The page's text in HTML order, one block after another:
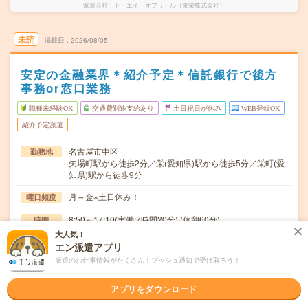
派遣会社 トーエイ オフリール（東栄株式会社）
未読 掲載日 2026/08/05
安定の金融業界＊紹介予定＊信託銀行で後方
事務or窓口業務
職種未経験OK 交通費別途支給あり 土日祝日が休み WEB登録OK
紹介予定派遣
勤務地
名古屋市中区
矢場町駅から徒歩2分／栄(愛知県)駅から徒歩5分／栄町(愛
知県)駅から徒歩9分
曜日頻度 月～金※土日休み！
時間 8:50～17:10(実働:7時間20分) (休憩60分)
期間
【急募】即日～最長6ヶ月の派遣期間後、直接雇用予定
★8月～OK！
時給
大人気！
エン派遣アプリ
派遣のお仕事情報がたくさん！プッシュ通知で受け取ろう！
アプリをダウンロード